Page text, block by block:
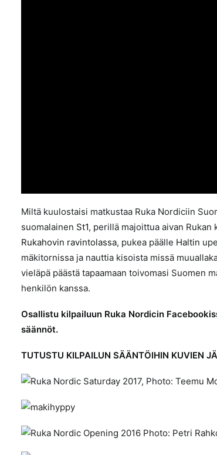
Miltä kuulostaisi matkustaa Ruka Nordiciin
suomalainen St1, perillä majoittua aivan Rukan
Rukahovin ravintolassa, pukea päälle Haltin
mäkitornissa ja nauttia kisoista missä
vieläpä päästä tapaamaan toivomasi Suomen
henkilön kanssa.
Osallistu kilpailuun Ruka Nordicin
säännöt.
TUTUSTU KILPAILUN SÄÄNTÖIHIN KUVIEN